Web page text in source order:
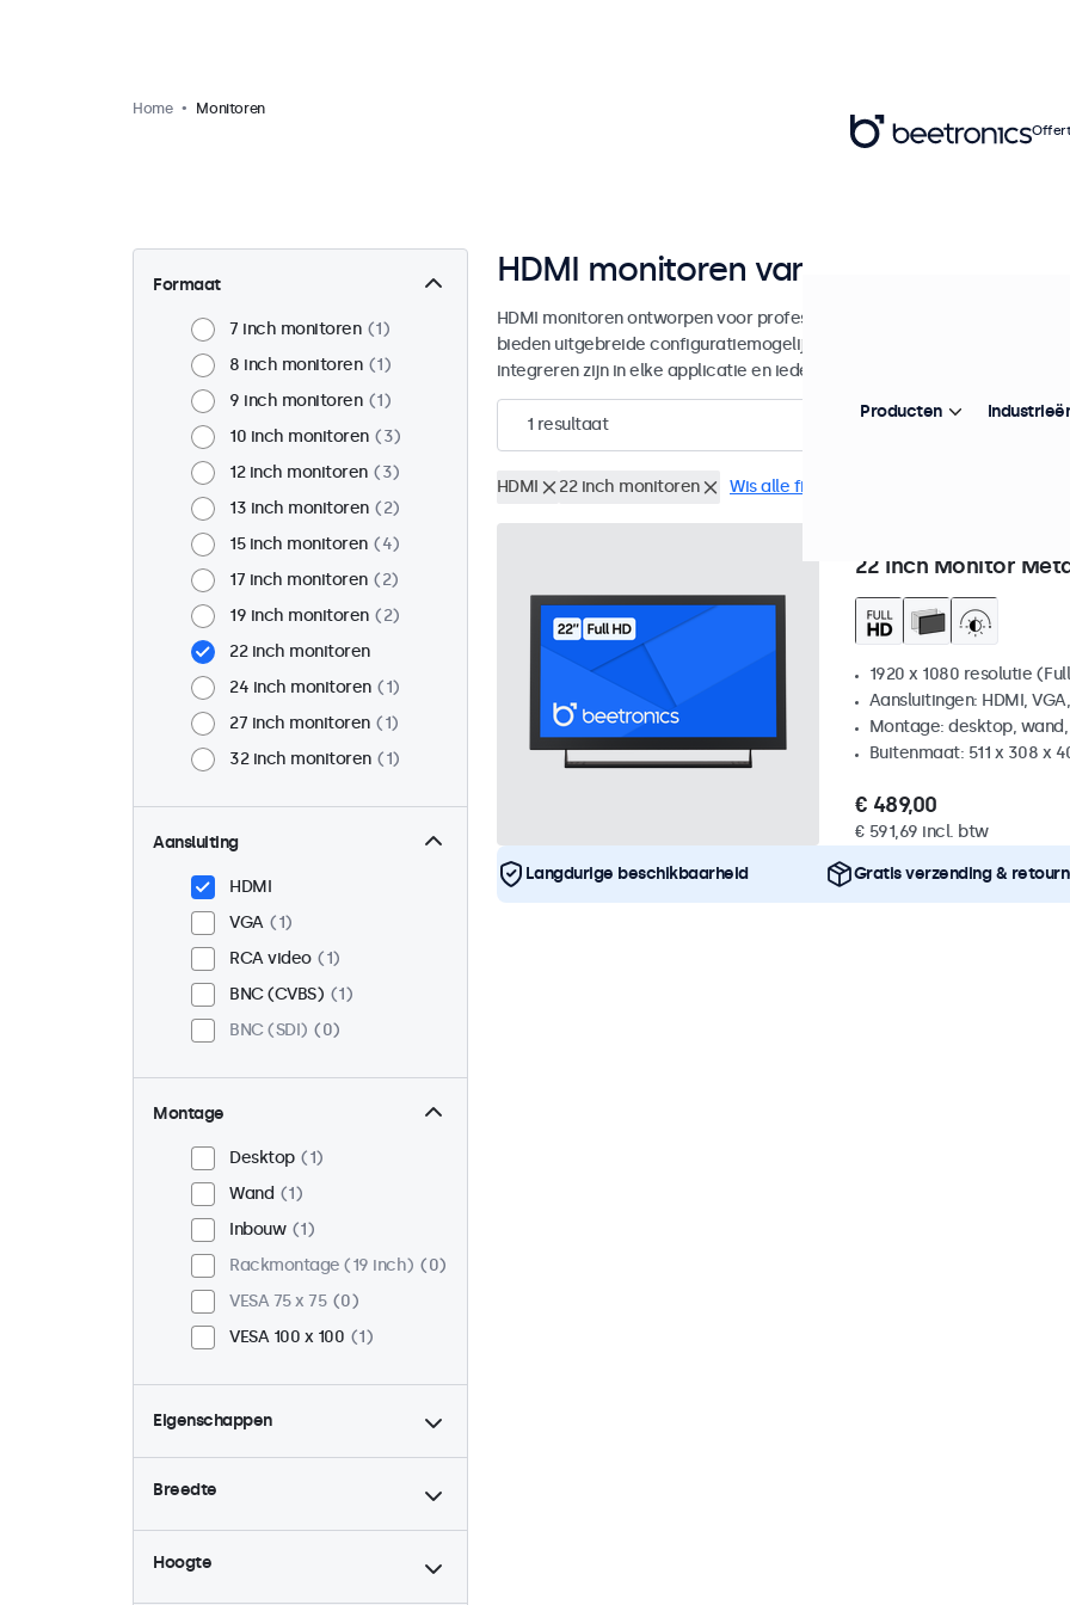
Home Monitoren
Formaat
7 inch monitoren
1
8 inch monitoren
1
9 inch monitoren
1
10 inch monitoren
3
12 inch monitoren
3
13 inch monitoren
2
15 inch monitoren
4
17 inch monitoren
2
19 inch monitoren
2
22 inch monitoren
24 inch monitoren
1
27 inch monitoren
1
32 inch monitoren
1
Aansluiting
HDMI
VGA
1
RCA video
1
BNC (CVBS)
1
BNC (SDI)
0
Montage
Desktop
1
Wand
1
Inbouw
1
Rackmontage (19 inch)
0
VESA 75 x 75
0
VESA 100 x 100
1
Eigenschappen
4:3 / 5:4
0
Dimbaar
1
Continu gebruik (24/7)
1
Breedte
Hoogte
HDMI monitoren van 7 tot 32 inch
HDMI monitoren ontworpen voor professionele toepassingen en continu
bieden uitgebreide configuratiemogelijkheden en veelzijdige
integreren zijn in elke applicatie en iedere omgeving.
1 resultaat
HDMI 22 inch monitoren Wis alle filters
22 Inch Monitor
1920 x 1080 resolutie
Aansluitingen: HDMI,
Montage: desktop,
Buitenmaat: 511 x 308 x
€ 489,00
€ 591,69 incl. btw
Langdurige beschikbaarheid Gratis verzending &
Producten